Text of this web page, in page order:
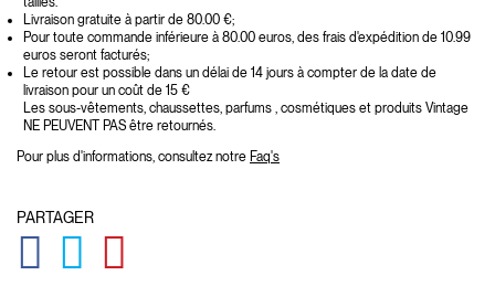
Livraison gratuite à partir de 80.00 €;
Pour toute commande inférieure à 80.00 euros, des frais d'expédition de 10.99
euros seront facturés;
Le retour est possible dans un délai de 14 jours à compter de la date de
livraison pour un coût de 15 €
Les sous-vêtements, chaussettes, parfums , cosmétiques et produits Vintage
NE PEUVENT PAS être retournés.
Pour plus d'informations, consultez notre Faq's
PARTAGER
GLOBAL.SOCIALSHARE.FACEBOOK
GLOBAL.SOCIALSHARE.TWITTER